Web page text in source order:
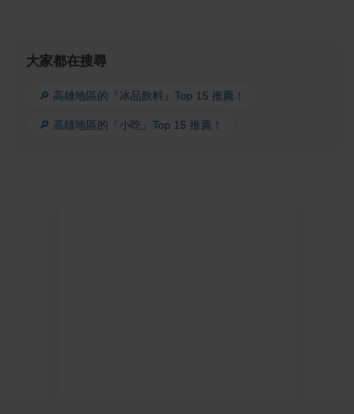
大家都在搜尋
🔎 高雄地區的『冰品飲料』Top 15 推薦！
🔎 高雄地區的『小吃』Top 15 推薦！